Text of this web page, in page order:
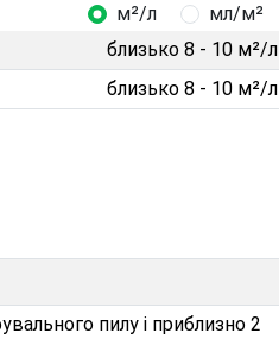
м²/л
мл/м²
близько 8 - 10 м²/л
близько 8 - 10 м²/л
пилу і приблизно 2